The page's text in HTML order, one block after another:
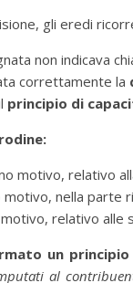
gli eredi
non indicava
correttamente la
principio di
motivo, relativo
motivo, nella parte
relativo alle
un
al